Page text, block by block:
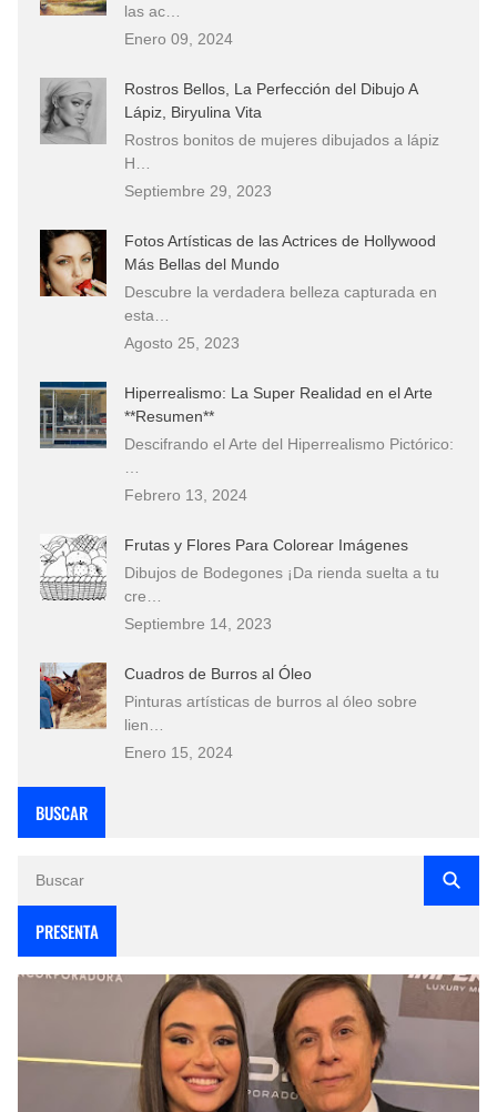
las ac…
Enero 09, 2024
Rostros Bellos, La Perfección del Dibujo A
Lápiz, Biryulina Vita
Rostros bonitos de mujeres dibujados a lápiz
H…
Septiembre 29, 2023
Fotos Artísticas de las Actrices de Hollywood
Más Bellas del Mundo
Descubre la verdadera belleza capturada en
esta…
Agosto 25, 2023
Hiperrealismo: La Super Realidad en el Arte
**Resumen**
Descifrando el Arte del Hiperrealismo Pictórico:
Febrero 13, 2024
Frutas y Flores Para Colorear Imágenes
Dibujos de Bodegones ¡Da rienda suelta a tu
cre…
Septiembre 14, 2023
Cuadros de Burros al Óleo
Pinturas artísticas de burros al óleo sobre
lien…
Enero 15, 2024
BUSCAR
PRESENTA